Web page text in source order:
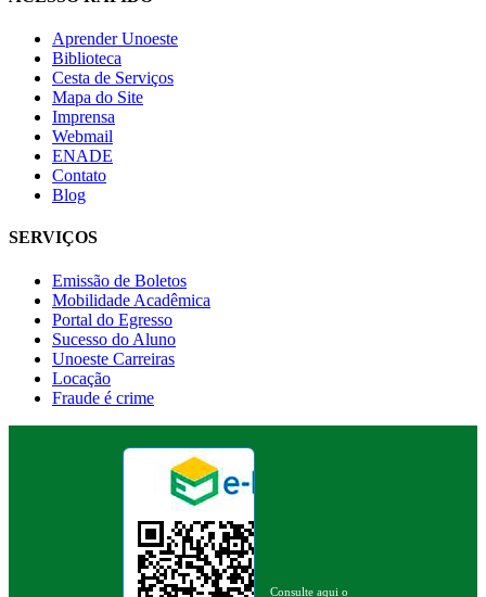
Aprender Unoeste
Biblioteca
Cesta de Serviços
Mapa do Site
Imprensa
Webmail
ENADE
Contato
Blog
SERVIÇOS
Emissão de Boletos
Mobilidade Acadêmica
Portal do Egresso
Sucesso do Aluno
Unoeste Carreiras
Locação
Fraude é crime
Consulte aqui o